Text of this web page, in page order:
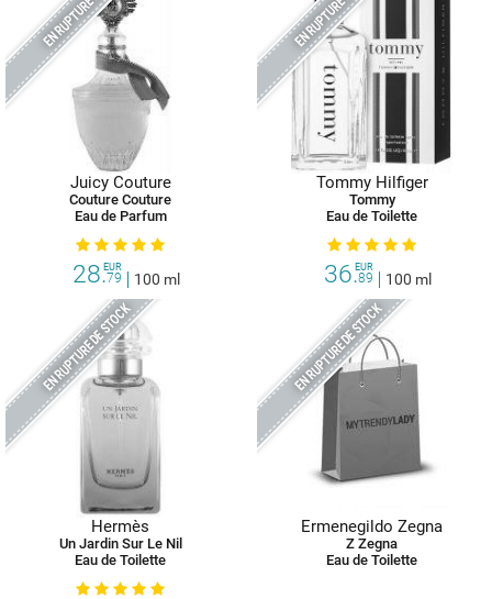
Juicy Couture
Couture Couture
Eau de Parfum
28.79
EUR
100 ml
Tommy Hilfiger
Tommy
Eau de Toilette
36.89
EUR
100 ml
EN RUPTURE DE STOCK
Hermès
Un Jardin Sur Le Nil
Eau de Toilette
EN RUPTURE DE STOCK
Ermenegildo Zegna
Z Zegna
Eau de Toilette